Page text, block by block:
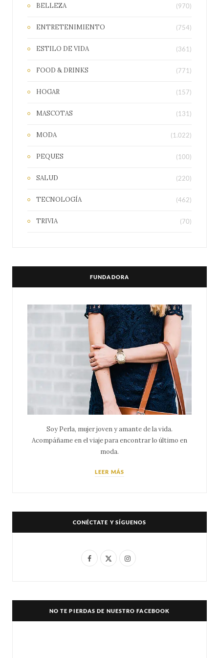
BELLEZA (970)
ENTRETENIMIENTO (754)
ESTILO DE VIDA (361)
FOOD & DRINKS (771)
HOGAR (157)
MASCOTAS (131)
MODA (1.022)
PEQUES (100)
SALUD (220)
TECNOLOGÍA (462)
TRIVIA (70)
FUNDADORA
Soy Perla, mujer joven y amante de la vida.
Acompáñame en el viaje para encontrar lo último en
moda.
LEER MÁS
CONÉCTATE Y SÍGUENOS
F
e
X
w
I
t
NO TE PIERDAS DE NUESTRO FACEBOOK